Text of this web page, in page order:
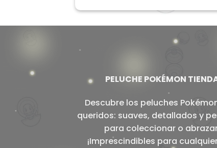
PELUCHE POKÉMON
Descubre los peluches
queridos: suaves, detallados y
para coleccionar o
¡Imprescindibles para